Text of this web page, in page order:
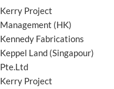
Kerry Project
Management (HK)
Kennedy Fabrications
Keppel Land (Singapour)
Pte.Ltd
Kerry Project